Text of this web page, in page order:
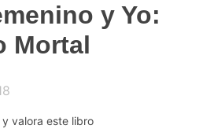
y Yo:
Mortal
y valora este libro